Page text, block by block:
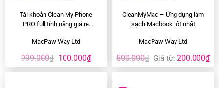
Tài khoản Clean My Phone
PRO full tính năng giá rẻ
MacPaw Way Ltd
999.000₫ Giá
là:
100.000₫Giá
hiện
tại
CleanMyMac – Ứng dụng làm
sạch Macbook tốt nhất
MacPaw Way Ltd
500.000₫ Giá từ: 200.000₫